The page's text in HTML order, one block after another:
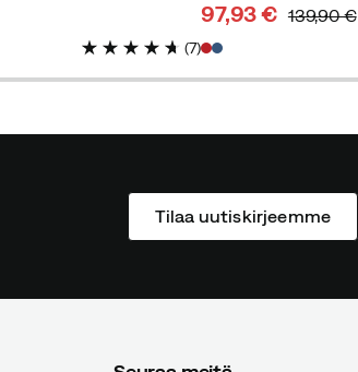
(7)discounted
price
97,93 €
original
price
139,90 €
Tilaa uutiskirjeemme